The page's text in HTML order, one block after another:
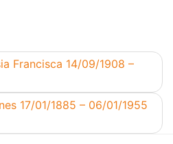
Francisca 14/09/1908 –
17/01/1885 – 06/01/1955